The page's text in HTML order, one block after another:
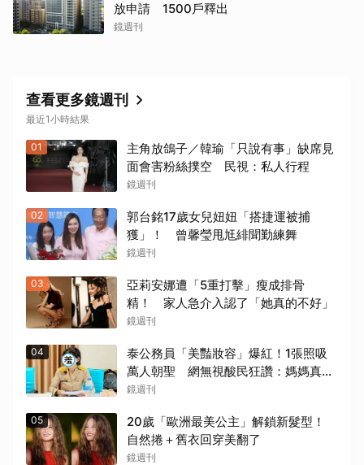
放申請 1500戶釋出
鏡週刊
查看更多鏡週刊
最近1小時結果
01
主角放鴿子／韓瑜「只說有事」缺席見
面會害粉絲撲空 民視：私人行程
鏡週刊
02
郭台銘17歲女兒妞妞「搭捷運被捕
獲」！ 曾馨瑩甩尪緋聞勤練舞
鏡週刊
03
亞莉安娜遭「5重打擊」瘦成排骨
精！ 家人急介入認了「她真的不好」
鏡週刊
04
泰公務員「美豔妝容」爆紅！1張照吸
萬人朝聖 網無視酸民狂讚：媽媽真漂
亮
鏡週刊
05
20歲「歐洲最美公主」解鎖新髮型！
自然捲＋舊衣回穿美翻了
鏡週刊